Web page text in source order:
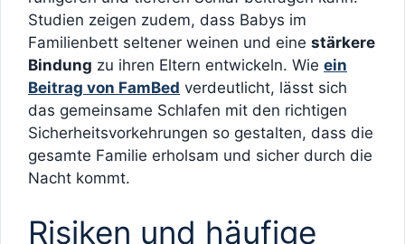
Studien zeigen zudem, dass Babys im
Familienbett seltener weinen und eine stärkere
Bindung zu ihren Eltern entwickeln. Wie ein
Beitrag von FamBed verdeutlicht, lässt sich
das gemeinsame Schlafen mit den richtigen
Sicherheitsvorkehrungen so gestalten, dass die
gesamte Familie erholsam und sicher durch die
Nacht kommt.
Risiken und häufige